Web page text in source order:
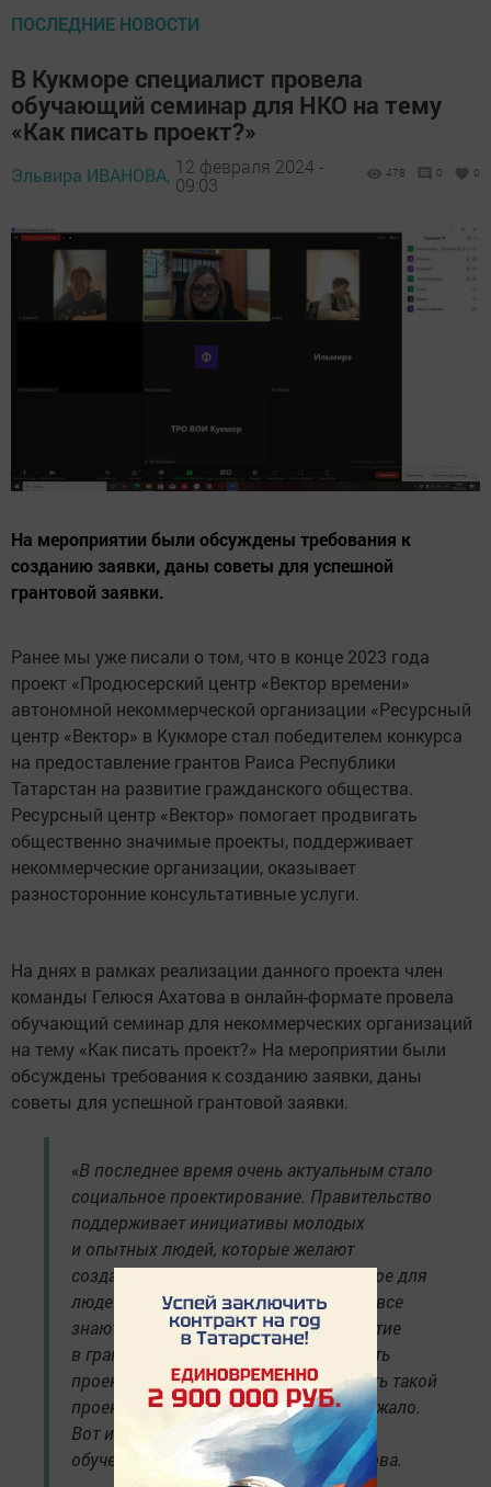
ПОСЛЕДНИЕ НОВОСТИ
В Кукморе специалист провела
обучающий семинар для НКО на тему
«Как писать проект?»
Эльвира ИВАНОВА, 12 февраля 2024 -
09:03
478 0 0
На мероприятии были обсуждены требования к
созданию заявки, даны советы для успешной
грантовой заявки.
Ранее мы уже писали о том, что в конце 2023 года
проект «Продюсерский центр «Вектор времени»
автономной некоммерческой организации «Ресурсный
центр «Вектор» в Кукморе стал победителем конкурса
на предоставление грантов Раиса Республики
Татарстан на развитие гражданского общества.
Ресурсный центр «Вектор» помогает продвигать
общественно значимые проекты, поддерживает
некоммерческие организации, оказывает
разносторонние консультативные услуги.
На днях в рамках реализации данного проекта член
команды Гелюся Ахатова в онлайн-формате провела
обучающий семинар для некоммерческих организаций
на тему «Как писать проект?» На мероприятии были
обсуждены требования к созданию заявки, даны
советы для успешной грантовой заявки.
«В последнее время очень актуальным стало
социальное проектирование. Правительство
поддерживает инициативы молодых
и опытных людей, которые желают
создавать что-то новое, что-то полезное для
людей, для своего района. Однако, не все
знают, как правильно принимать участие
в грантах, какие они бывают, как писать
проект, как поставить цель, как сделать такой
проект, чтобы государство его поддержало.
Вот именно этому и было посвящено
обучение», — рассказала Гелюся Ахатова.